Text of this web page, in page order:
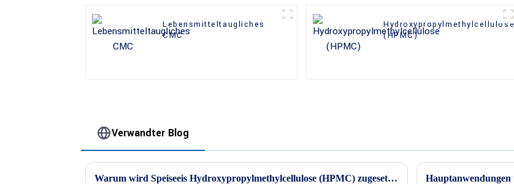
Lebensmitteltaugliches
CMC
Hydroxypropylmethylcellulose
(HPMC)
Verwandter Blog
Warum wird Speiseeis Hydroxypropylmethylcellulose (HPMC) zugesetzt?